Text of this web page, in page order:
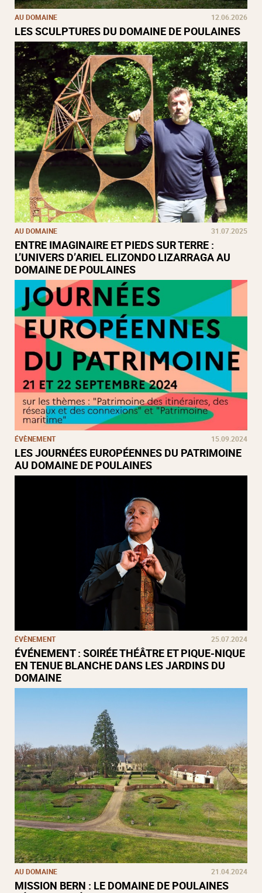
AU DOMAINE 12.06.2026
LES SCULPTURES DU DOMAINE DE POULAINES
AU DOMAINE 31.07.2025
ENTRE IMAGINAIRE ET PIEDS SUR TERRE :
L’UNIVERS D’ARIEL ELIZONDO LIZARRAGA AU
DOMAINE DE POULAINES
ÉVÈNEMENT 15.09.2024
LES JOURNÉES EUROPÉENNES DU PATRIMOINE
AU DOMAINE DE POULAINES
ÉVÈNEMENT 25.07.2024
ÉVÉNEMENT : SOIRÉE THÉÂTRE ET PIQUE-NIQUE
EN TENUE BLANCHE DANS LES JARDINS DU
DOMAINE
AU DOMAINE 21.04.2024
MISSION BERN : LE DOMAINE DE POULAINES